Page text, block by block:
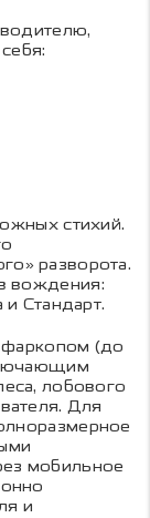
стихий.
разворота.
вождения:
Стандарт.
(до
лобового
Для
мобильное
и